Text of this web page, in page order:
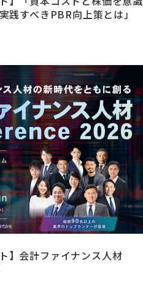
践すべきPBR向上策とは」
】会計ファイナンス人材